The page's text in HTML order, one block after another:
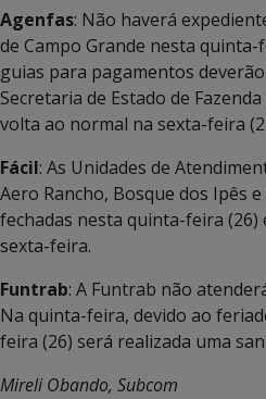
Agenfas: Não haverá
de Campo Grande nesta quinta-
guias para pagamentos
Secretaria de Estado de
volta ao normal na sexta-feira
Fácil: As Unidades de
Aero Rancho, Bosque dos Ipês
fechadas nesta quinta-feira
sexta-feira.
Funtrab: A Funtrab não
Na quinta-feira, devido ao
feira (26) será realizada uma
Mireli Obando, Subcom